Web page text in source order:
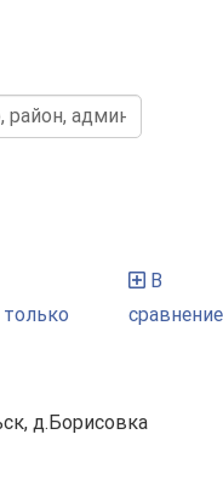
В
сравнение
д.Борисовка